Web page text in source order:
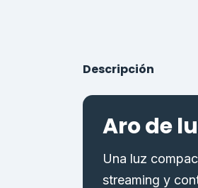
Descripción
Aro de
Una luz
streaming y